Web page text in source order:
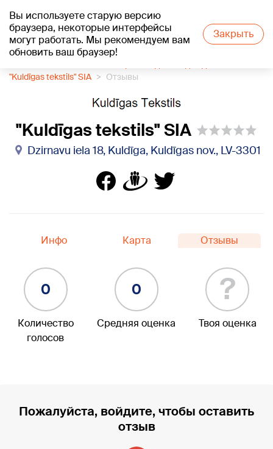
Вы используете старую версию
браузера, некоторые интерфейсы
могут работать. Мы рекомендуем вам
обновить ваш браузер!
Закрыть
+16°C
"Kuldīgas tekstils" SIA
Отзывы
"Kuldīgas tekstils" SIA
Dzirnavu iela 18, Kuldīga, Kuldīgas nov., LV-3301
Инфо Карта Отзывы
0
Количество
голосов
0
Средняя оценка
?
Твоя оценка
Пожалуйста, войдите, чтобы оставить
отзыв